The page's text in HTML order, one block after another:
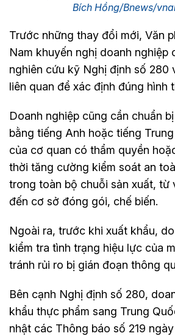
Bích Hồng/Bnews/
Trước những thay đổi mới, Văn
Nam khuyến nghị doanh nghiệp
nghiên cứu kỹ Nghị định số 280
liên quan để xác định đúng hình
Doanh nghiệp cũng cần chuẩn
bằng tiếng Anh hoặc tiếng
của cơ quan có thẩm quyền
thời tăng cường kiểm soát an
trong toàn bộ chuỗi sản xuất, từ
đến cơ sở đóng gói, chế biến.
Ngoài ra, trước khi xuất khẩu,
kiểm tra tình trạng hiệu lực của
tránh rủi ro bị gián đoạn thông
Bên cạnh Nghị định số 280,
khẩu thực phẩm sang Trung
nhật các Thông báo số 219